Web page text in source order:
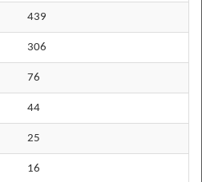
439
306
76
44
25
16